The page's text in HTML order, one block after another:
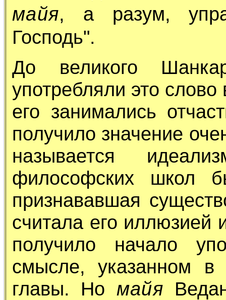
майя, а разум,
Господь".
До великого
употребляли это
его занимались
получило значение
называется
философских школ
признававшая
считала его иллюзией
получило начало
смысле, указанном в
главы. Но майя